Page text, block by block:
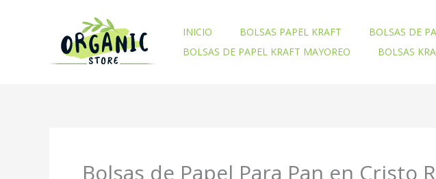
INICIO BOLSAS PAPEL KRAFT BOLSAS DE
BOLSAS DE PAPEL KRAFT MAYOREO
BOLSAS
Bolsas de Papel Para Pan en Cristo